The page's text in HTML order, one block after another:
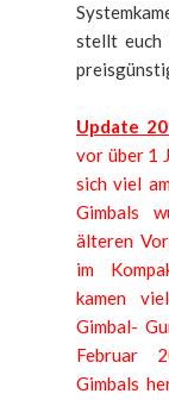
stellt euch
Update
vor über 1
sich viel
Gimbals
älteren
im
kamen
Gimbal-
Februar
Gimbals